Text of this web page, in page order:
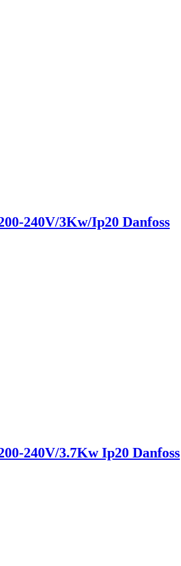
240V/3Kw/Ip20 Danfoss
240V/3.7Kw Ip20 Danfoss